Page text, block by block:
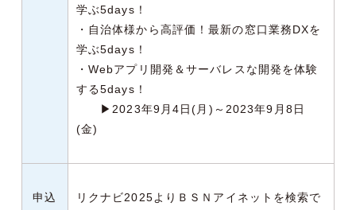
学ぶ5days！
・自治体様から高評価！最新の窓口業務DXを
学ぶ5days！
・Webアプリ開発＆サーバレスな開発を体験
する5days！
▶2023年9月4日(月)～2023年9月8日
(金)
申込
リクナビ2025よりＢＳＮアイネットを検索で